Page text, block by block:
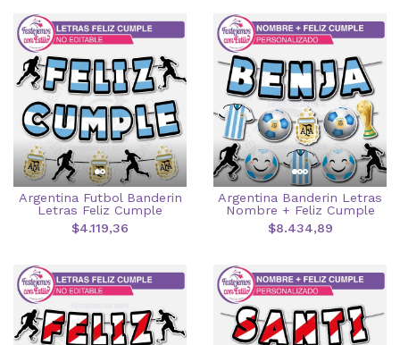
Argentina Futbol Banderin
Letras Feliz Cumple
$4.119,36
Argentina Banderin Letras
Nombre + Feliz Cumple
$8.434,89